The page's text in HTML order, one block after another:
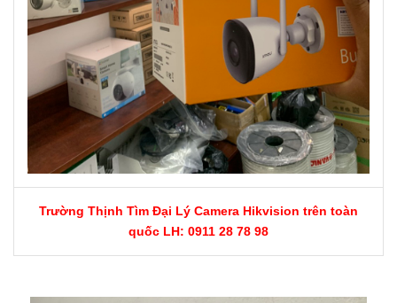
Trường Thịnh Tìm Đại Lý Camera Hikvision trên toàn
quốc LH: 0911 28 78 98